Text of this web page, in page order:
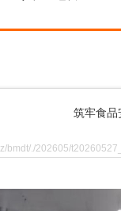
筑牢食品
bmdt/./202605/